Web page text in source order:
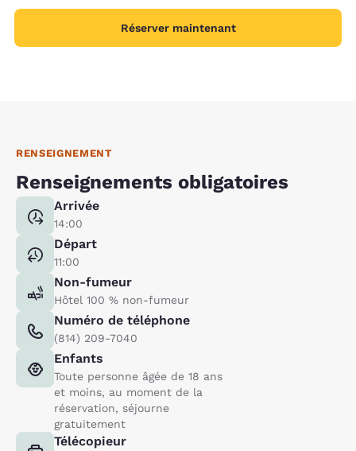
Réserver maintenant
RENSEIGNEMENT
Renseignements obligatoires
Arrivée
14:00
Départ
11:00
Non-fumeur
Hôtel 100 % non-fumeur
Numéro de téléphone
(814) 209-7040
Enfants
Toute personne âgée de 18 ans
et moins, au moment de la
réservation, séjourne
gratuitement
Télécopieur